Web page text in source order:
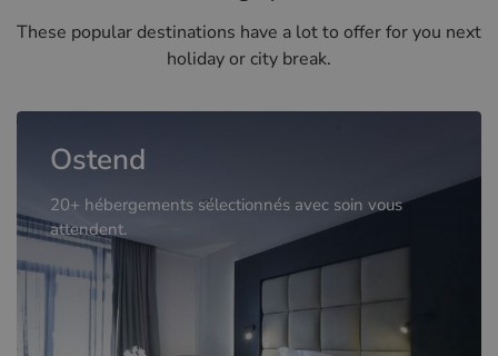
These popular destinations have a lot to offer for you next
holiday or city break.
Ostend
20+ hébergements sélectionnés avec soin vous
attendent.